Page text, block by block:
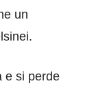
un
e si perde